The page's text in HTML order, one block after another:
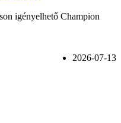
igényelhető Champion
2026-07-13